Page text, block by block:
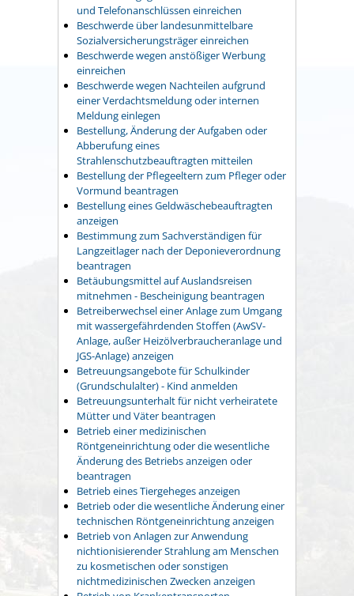
und Telefonanschlüssen einreichen
Beschwerde über landesunmittelbare
Sozialversicherungsträger einreichen
Beschwerde wegen anstößiger Werbung
einreichen
Beschwerde wegen Nachteilen aufgrund
einer Verdachtsmeldung oder internen
Meldung einlegen
Bestellung, Änderung der Aufgaben oder
Abberufung eines
Strahlenschutzbeauftragten mitteilen
Bestellung der Pflegeeltern zum Pfleger oder
Vormund beantragen
Bestellung eines Geldwäschebeauftragten
anzeigen
Bestimmung zum Sachverständigen für
Langzeitlager nach der Deponieverordnung
beantragen
Betäubungsmittel auf Auslandsreisen
mitnehmen - Bescheinigung beantragen
Betreiberwechsel einer Anlage zum Umgang
mit wassergefährdenden Stoffen (AwSV-
Anlage, außer Heizölverbraucheranlage und
JGS-Anlage) anzeigen
Betreuungsangebote für Schulkinder
(Grundschulalter) - Kind anmelden
Betreuungsunterhalt für nicht verheiratete
Mütter und Väter beantragen
Betrieb einer medizinischen
Röntgeneinrichtung oder die wesentliche
Änderung des Betriebs anzeigen oder
beantragen
Betrieb eines Tiergeheges anzeigen
Betrieb oder die wesentliche Änderung einer
technischen Röntgeneinrichtung anzeigen
Betrieb von Anlagen zur Anwendung
nichtionisierender Strahlung am Menschen
zu kosmetischen oder sonstigen
nichtmedizinischen Zwecken anzeigen